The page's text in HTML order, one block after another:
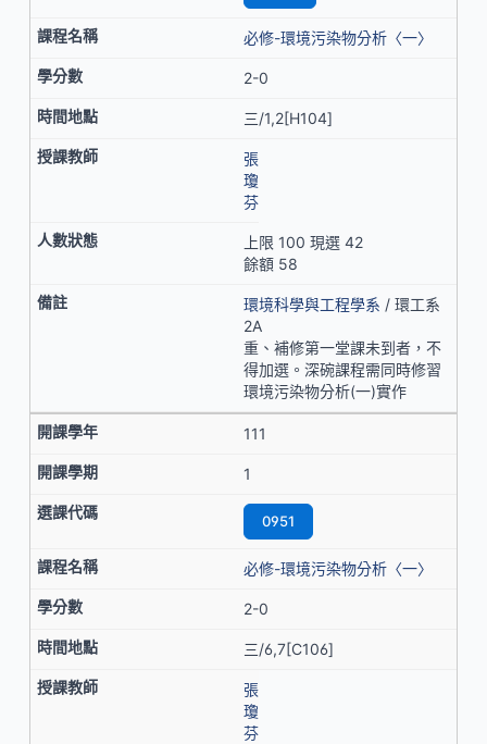
必修-環境污染物分析〈一〉
2-0
三/1,2[H104]
張
瓊
芬
上限 100 現選 42
餘額 58
環境科學與工程學系 / 環工系
2A
重、補修第一堂課未到者，不
得加選。深碗課程需同時修習
環境污染物分析(一)實作
111
1
0951
必修-環境污染物分析〈一〉
2-0
三/6,7[C106]
張
瓊
芬